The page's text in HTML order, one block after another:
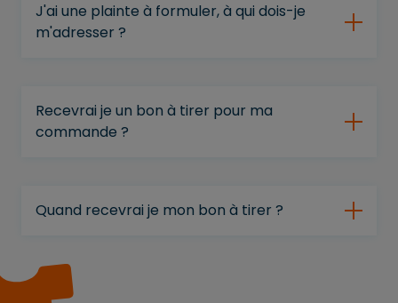
J'ai une plainte à formuler, à qui dois-je
m'adresser ?
Recevrai je un bon à tirer pour ma
commande ?
Quand recevrai je mon bon à tirer ?